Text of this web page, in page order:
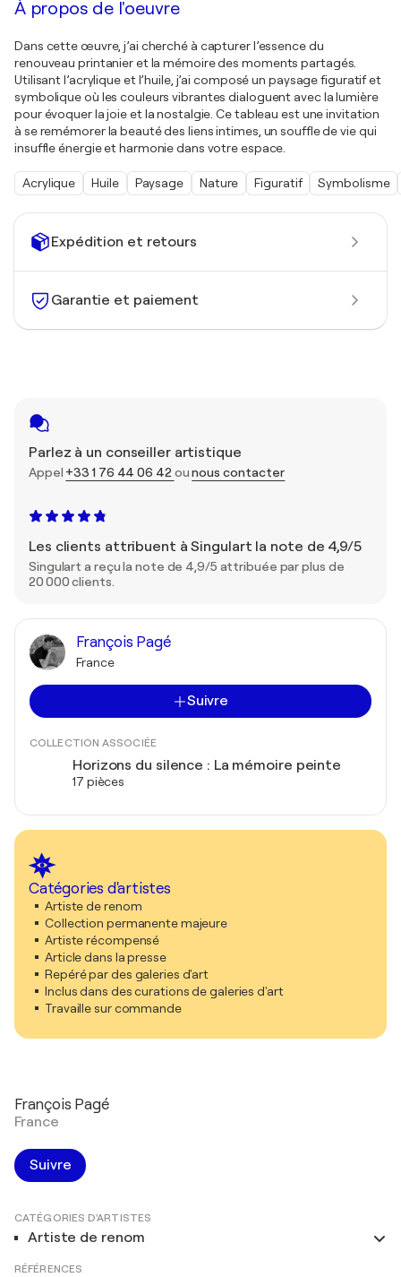
Expédition et retours
Garantie et paiement
Parlez à un conseiller artistique
Appel +33 1 76 44 06 42ounous contacter
Les clients attribuent à Singulart la note de 4,9/5
Singulart a reçu la note de 4,9/5 attribuée par plus de
20 000 clients.
François Pagé
France
Suivre
COLLECTION ASSOCIÉE
Horizons du silence : La mémoire peinte
17 pièces
Catégories d'artistes
Artiste de renom
Collection permanente majeure
Artiste récompensé
Article dans la presse
Repéré par des galeries d'art
Inclus dans des curations de galeries d'art
Travaille sur commande
À propos de l'oeuvre
Dans cette œuvre, j’ai cherché à capturer l’essence du
renouveau printanier et la mémoire des moments partagés.
Utilisant l’acrylique et l’huile, j’ai composé un paysage figuratif et
symbolique où les couleurs vibrantes dialoguent avec la lumière
pour évoquer la joie et la nostalgie. Ce tableau est une invitation
à se remémorer la beauté des liens intimes, un souffle de vie qui
insuffle énergie et harmonie dans votre espace.
Acrylique Huile Paysage Nature Figuratif Symbolisme
François Pagé
France
Suivre
CATÉGORIES D'ARTISTES
Artiste de renom
RÉFÉRENCES